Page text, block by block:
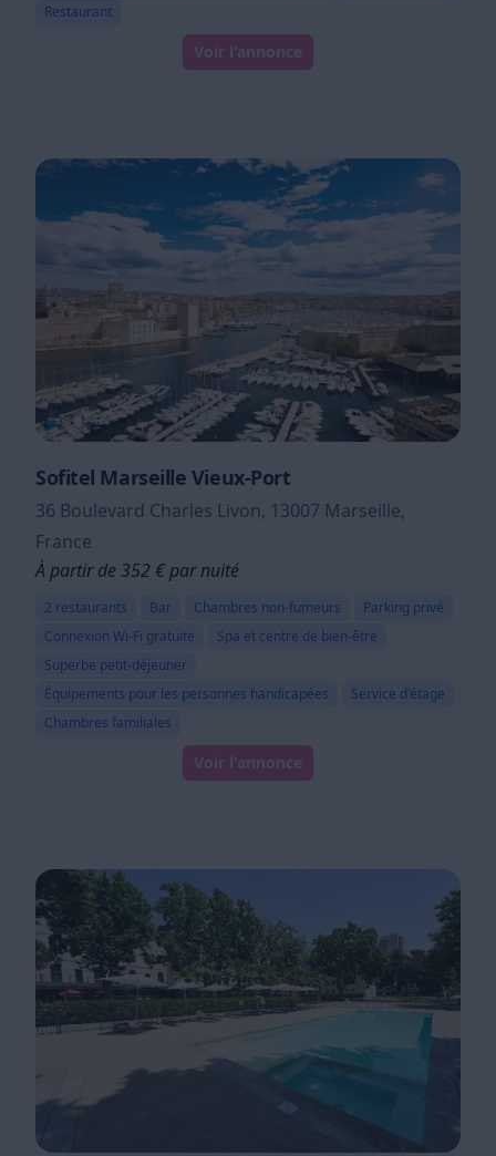
Restaurant
Voir l'annonce
Sofitel Marseille Vieux-Port
36 Boulevard Charles Livon, 13007 Marseille,
France
À partir de 352 € par nuité
2 restaurants Bar Chambres non-fumeurs
Parking privé
Connexion Wi-Fi gratuite
Spa et centre de bien-être
Superbe petit-déjeuner
Équipements pour les personnes handicapées
Service d'étage
Chambres familiales
Voir l'annonce